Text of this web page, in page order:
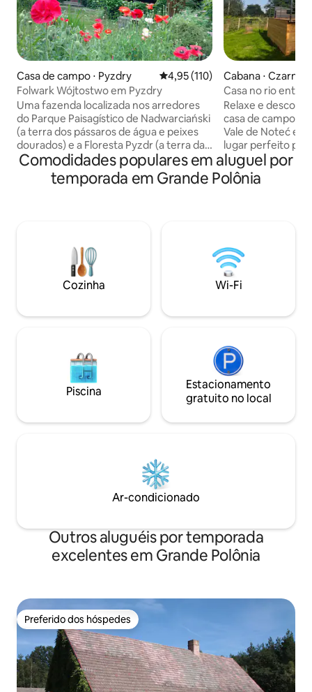
Casa de campo ⋅ Pyzdry 4,95 de uma avaliação média de
4,95 (110)
Folwark Wójtostwo em Pyzdry
Uma fazenda localizada nos arredores
do Parque Paisagístico de Nadwarciański
(a terra dos pássaros de água e peixes
dourados) e a Floresta Pyzdr (a terra das
"casas de ferro"). É da Idade Média e seu
nome: "o Wojtostwo" é histórico. Em
1904, fazia parte do general. H.
informações completas sobre a região.
O embarque é possível. Estacionamento
gratuito. Animais de estimação são
permitidos por uma taxa de 50 zł por
Cabana ⋅
Casa no rio entre
Noteć
Relaxe e
casa de campo
Vale de Noteć e
lugar perfeito
agitação de uma
por um rio de
morena. A casa é
passeios de bicicleta. À beira do
pescadores
pescando belos
que gostam de
Comodidades populares em aluguel por
temporada em Grande Polônia
Cozinha Wi-Fi
Piscina
Estacionamento
gratuito no local
Ar-condicionado
Outros aluguéis por temporada
excelentes em Grande Polônia
Preferido dos hóspedes
Preferido dos hóspedes